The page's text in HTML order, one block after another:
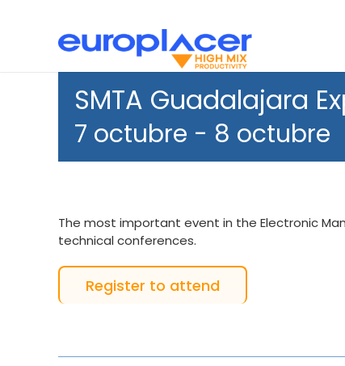
Pick and Place
Soporte
Noticias
SMTA Guadalajara
7 octubre - 8 octubre
The most important event in the Electronic
technical conferences.
Register to attend